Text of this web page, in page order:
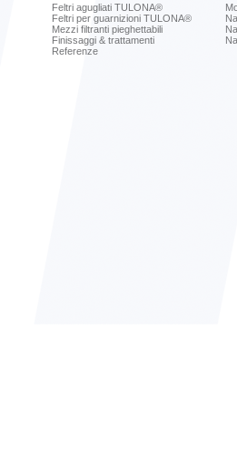
Feltri agugliati TULONA®
Feltri per guarnizioni TULONA®
Mezzi filtranti pieghettabili
Finissaggi & trattamenti
Referenze